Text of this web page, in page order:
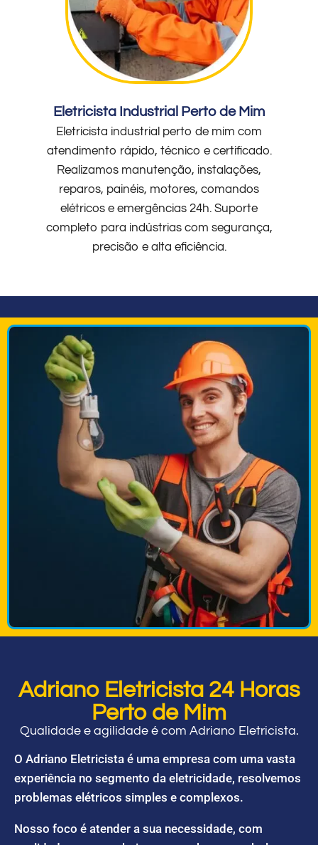
Eletricista Industrial Perto de Mim
Eletricista industrial perto de mim com
atendimento rápido, técnico e certificado.
Realizamos manutenção, instalações,
reparos, painéis, motores, comandos
elétricos e emergências 24h. Suporte
completo para indústrias com segurança,
precisão e alta eficiência.
Adriano Eletricista 24 Horas
Perto de Mim
Qualidade e agilidade é com Adriano Eletricista.
O Adriano Eletricista é uma empresa com uma vasta
experiência no segmento da eletricidade, resolvemos
problemas elétricos simples e complexos.
Nosso foco é atender a sua necessidade, com